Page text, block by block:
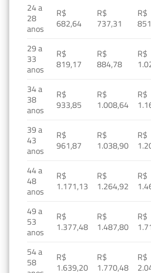
24 a
28
anos
R$
682,64
R$
737,31
R$
29 a
33
anos
R$
819,17
R$
884,78
R$
34 a
38
anos
R$
933,85
R$
1.008,64
R$
39 a
43
anos
R$
961,87
R$
1.038,90
R$
44 a
48
anos
R$
1.171,13
R$
1.264,92
R$
49 a
53
anos
R$
1.377,48
R$
1.487,80
R$
54 a
58
R$
1.639,20
R$
1.770,48
R$